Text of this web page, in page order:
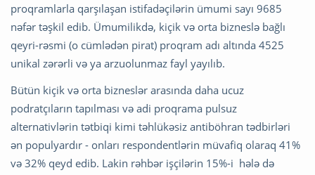
proqramlarla qarşılaşan istifadəçilərin ümumi sayı 9685
nəfər təşkil edib. Ümumilikdə, kiçik və orta bizneslə bağlı
qeyri-rəsmi (o cümlədən pirat) proqram adı altında 4525
unikal zərərli və ya arzuolunmaz fayl yayılıb.
Bütün kiçik və orta bizneslər arasında daha ucuz
podratçıların tapılması və adi proqrama pulsuz
alternativlərin tətbiqi kimi təhlükəsiz antiböhran tədbirləri
ən populyardır - onları respondentlərin müvafiq olaraq 41%
və 32% qeyd edib. Lakin rəhbər işçilərin 15%-i hələ də